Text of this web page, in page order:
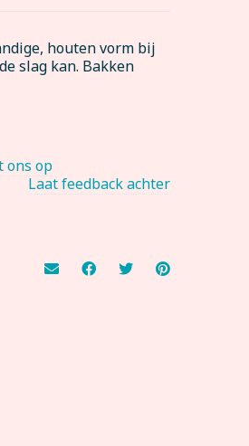
houten vorm bij
slag kan. Bakken
ons op
Laat feedback achter